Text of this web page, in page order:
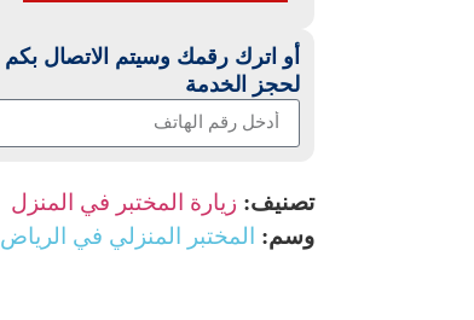
أو اترك رقمك وسيتم الاتصال بكم
لحجز الخدمة
تصنيف: زيارة المختبر في المنزل
وسم: المختبر المنزلي في الرياض